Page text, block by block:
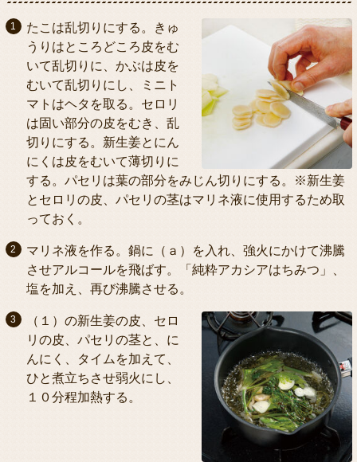
たこは乱切りにする。きゅ
うりはところどころ皮をむ
いて乱切りに、かぶは皮を
むいて乱切りにし、ミニト
マトはヘタを取る。セロリ
は固い部分の皮をむき、乱
切りにする。新生姜とにん
にくは皮をむいて薄切りに
する。パセリは葉の部分をみじん切りにする。※新生姜
とセロリの皮、パセリの茎はマリネ液に使用するため取
っておく。
マリネ液を作る。鍋に（ａ）を入れ、強火にかけて沸騰
させアルコールを飛ばす。「純粋アカシアはちみつ」、
塩を加え、再び沸騰させる。
（１）の新生姜の皮、セロ
リの皮、パセリの茎と、に
んにく、タイムを加えて、
ひと煮立ちさせ弱火にし、
１０分程加熱する。